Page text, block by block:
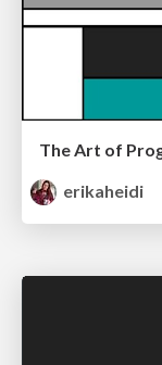
The Art of
erikaheidi